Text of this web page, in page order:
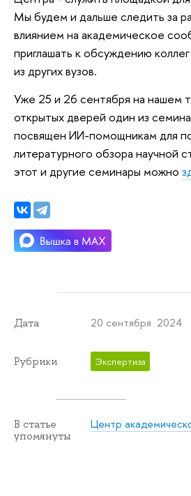
Мы будем и дальше следить за
влиянием на академическое
приглашать к обсуждению
из других вузов.
Уже 25 и 26 сентября на нашем
открытых дверей один из
посвящен ИИ-помощникам для
литературного обзора научной
этот и другие семинары можно
Дата 20 сентября 2024
Рубрики Экспертиза
В статье
упомянуты
Центр